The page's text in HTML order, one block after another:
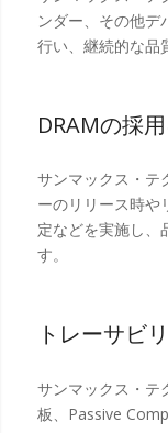
ンダー、その他デ
行い、継続的な品
DRAMの採
サンマックス・テ
ーのリリース時や
定などを実施し、
す。
トレーサビ
サンマックス・テ
板、Passive